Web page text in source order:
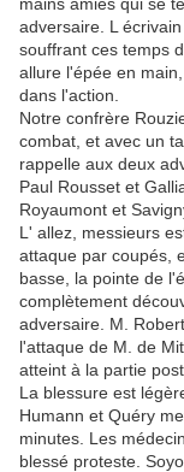
adversaire. L
souffrant ces temps
allure l'épée en
dans l'action.
Notre confrère
combat, et avec un
rappelle aux deux
Paul Rousset et
Royaumont et
L' allez, messieurs
attaque par coupés,
basse, la pointe de
complètement
adversaire. M.
l'attaque de M. de
atteint à la partie
La blessure est
Humann et Quéry
minutes. Les
blessé proteste.